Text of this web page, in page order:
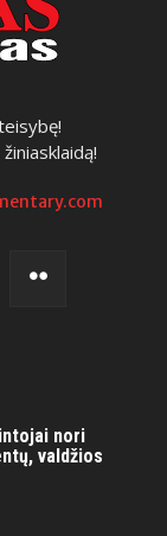
nori
valdžios